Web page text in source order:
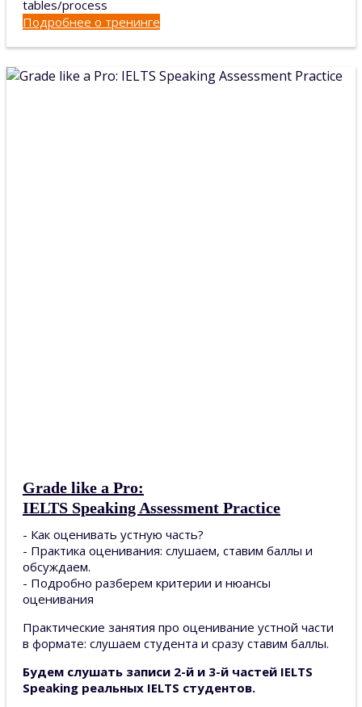
tables/process
Подробнее о тренинге
Grade like a Pro:
IELTS Speaking Assessment Practice
- Как оценивать устную часть?
- Практика оценивания: слушаем, ставим баллы и
обсуждаем.
- Подробно разберем критерии и нюансы
оценивания
Практические занятия про оценивание устной части
в формате: слушаем студента и сразу ставим баллы.
Будем слушать записи 2-й и 3-й частей IELTS
Speaking реальных IELTS студентов.